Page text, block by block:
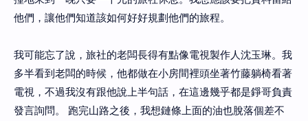
他們，讓他們知道該如何好好規劃他們的旅程。
我可能忘了說，旅社的老闆長得有點像電視製作人沈玉琳。我
多半看到老闆的時候，他都做在小房間裡頭坐著竹藤躺椅看著
電視，不過我沒有跟他說上半句話，在這邊幾乎都是錚哥負責
發言詢問。 跑完山路之後，我想鏈條上面的油也脫落個差不